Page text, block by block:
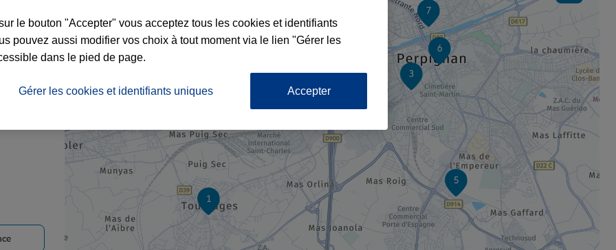
1
5
7
6
3
le bouton "Accepter" vous acceptez tous les cookies et identifiants
pouvez aussi modifier vos choix à tout moment via le lien "Gérer les
dans le pied de page.
Gérer les cookies et identifiants uniques Accepter